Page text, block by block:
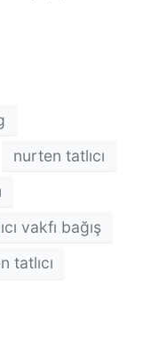
nurten tatlıcı
vakfı bağış
tatlıcı